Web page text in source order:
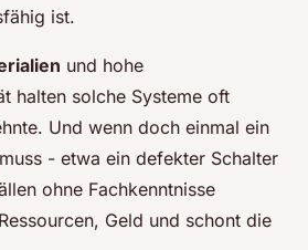
ist.
und hohe
halten solche Systeme oft
Und wenn doch einmal ein
- etwa ein defekter Schalter
ohne Fachkenntnisse
Geld und schont die